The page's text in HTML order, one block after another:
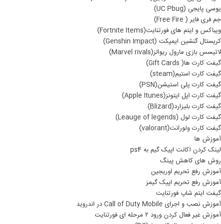
یوسی پایجی (UC Pbug)
جم فری فایر ( Free Fire)
ویباکس و ایتم های فورتنایت(Fortnite Items)
کریستال گنشین ایمپکت (Genshin Impact)
لاتیسس بازی مارول ریوالز(Marvel rivals)
گیفت کارت ها( Gift Cards)
گیفت کارت استیم(steam)
گیفت کارت پلی استیشن(PSN)
گیفت کارت اپل ایتونز(Apple Itunes)
گیفت کارت بلیزارد(Blizard)
گیفت کارت لول (Leauge of legends)
گیفت کارت ولورانت(valorant)
آموزش ها
لینک کردن اکانت اپیک گیم به ps4
روش های کاهش پینگ
آموزش رفع تحریم اوریجین
آموزش رفع تحریم اپیک گیمز
گیفت ایتم شاپ فورتنایت
آموزش نصب و اجرای Call of Duty Mobile در اندروید
آموزش غیر فعال کردن ورود ۲ مرحله ای فورتنایت